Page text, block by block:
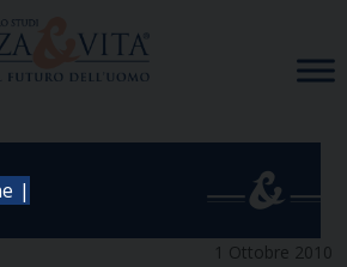
|
1 Ottobre 2010